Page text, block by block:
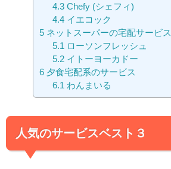
4.3 Chefy (シェフィ)
4.4 イエコック
5ネットスーパーの宅配サービス
5.1 ローソンフレッシュ
5.2 イトーヨーカドー
6夕食宅配系のサービス
6.1 わんまいる
人気のサービスベスト３